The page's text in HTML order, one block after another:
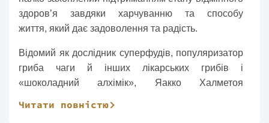
здоров’я завдяки харчуванню та способу
життя, який дає задоволення та радість.
Відомий як дослідник суперфудів, популяризатор
гриба чаги й інших лікарських грибів і
«шоколадний алхімік», Яакко Халметоя
Читати повністю